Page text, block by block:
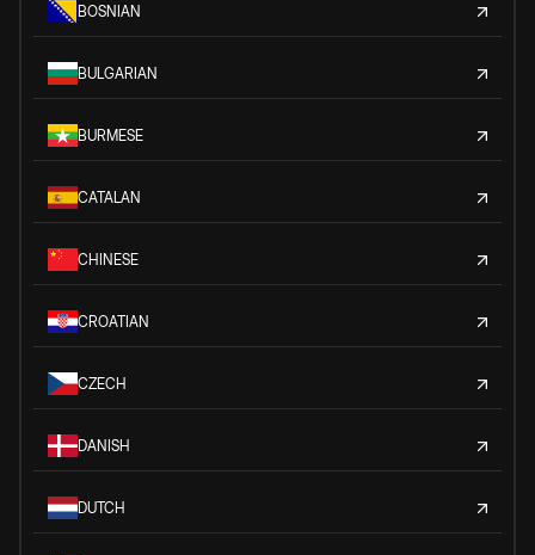
BOSNIAN
BULGARIAN
BURMESE
CATALAN
CHINESE
CROATIAN
CZECH
DANISH
DUTCH